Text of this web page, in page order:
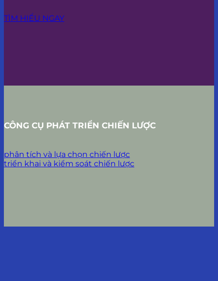
TÌM HIỂU NGAY
CÔNG CỤ PHÁT TRIỂN CHIẾN LƯỢC
phân tích và lựa chọn chiến lược
triển khai và kiểm soát chiến lược